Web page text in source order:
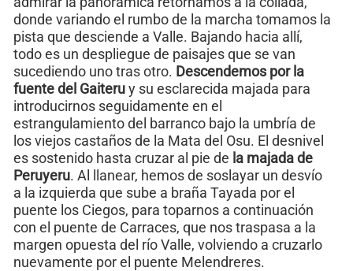
donde variando el rumbo de la marcha tomamos la
pista que desciende a Valle. Bajando hacia allí,
todo es un despliegue de paisajes que se van
sucediendo uno tras otro. Descendemos por la
fuente del Gaiteruy su esclarecida majada para
introducirnos seguidamente en el
estrangulamiento del barranco bajo la umbría de
los viejos castaños de la Mata del Osu. El desnivel
es sostenido hasta cruzar al pie de la majada de
Peruyeru. Al llanear, hemos de soslayar un desvío
a la izquierda que sube a braña Tayada por el
puente los Ciegos, para toparnos a continuación
con el puente de Carraces, que nos traspasa a la
margen opuesta del río Valle, volviendo a cruzarlo
nuevamente por el puente Melendreres.